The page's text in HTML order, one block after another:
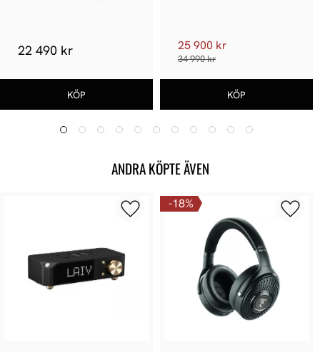
22 490 kr 25 900 kr
34 990 kr
ANDRA KÖPTE ÄVEN
18%